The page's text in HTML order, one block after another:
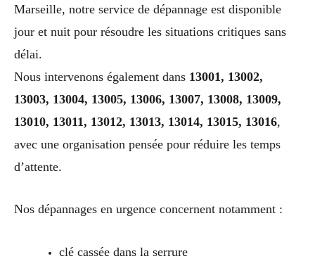
Marseille, notre service de dépannage est disponible
jour et nuit pour résoudre les situations critiques sans
délai.
Nous intervenons également dans 13001, 13002,
13003, 13004, 13005, 13006, 13007, 13008, 13009,
13010, 13011, 13012, 13013, 13014, 13015, 13016,
avec une organisation pensée pour réduire les temps
d’attente.
Nos dépannages en urgence concernent notamment :
clé cassée dans la serrure